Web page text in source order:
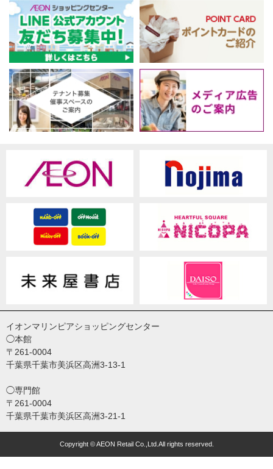
イオンマリンピアショッピングセンター
◯本館
〒261-0004
千葉県千葉市美浜区高洲3-13-1
◯専門館
〒261-0004
千葉県千葉市美浜区高洲3-21-1
Copyright © AEON Retail Co.,Ltd.All rights reserved.